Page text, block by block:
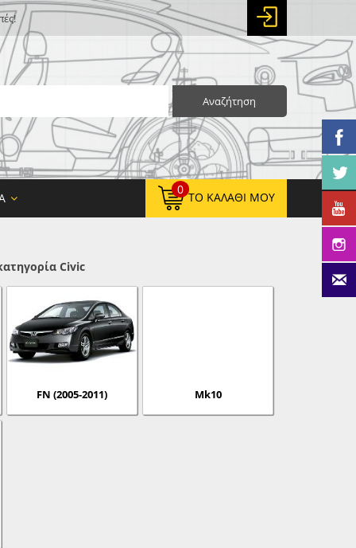
Αναζήτηση
0
ΤΟ ΚΑΛΆΘΙ ΜΟΥ
Civic
FN (2005-2011) Mk10